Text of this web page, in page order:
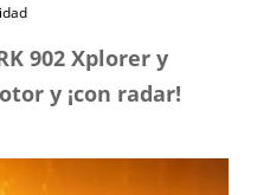
902 Xplorer y
y ¡con radar!